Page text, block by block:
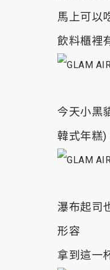
馬上可以
飲料櫃裡
今天小黑
韓式年糕)
瀑布起司
形容
拿到這一